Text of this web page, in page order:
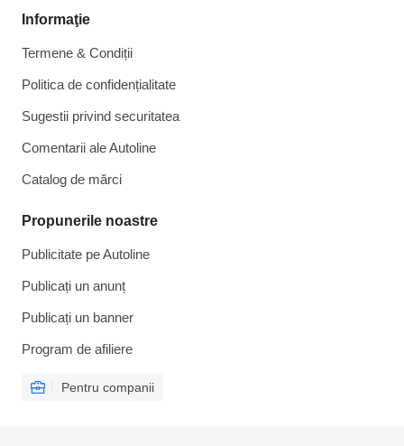
Informaţie
Termene & Condiții
Politica de confidențialitate
Sugestii privind securitatea
Comentarii ale Autoline
Catalog de mărcі
Propunerile noastre
Publicitate pe Autoline
Publicați un anunț
Publicați un banner
Program de afiliere
Pentru companii